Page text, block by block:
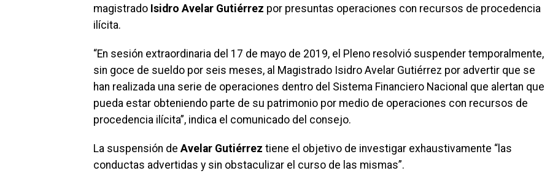
magistrado Isidro Avelar Gutiérrez por presuntas operaciones con recursos de procedencia
ilícita.
“En sesión extraordinaria del 17 de mayo de 2019, el Pleno resolvió suspender temporalmente,
sin goce de sueldo por seis meses, al Magistrado Isidro Avelar Gutiérrez por advertir que se
han realizada una serie de operaciones dentro del Sistema Financiero Nacional que alertan que
pueda estar obteniendo parte de su patrimonio por medio de operaciones con recursos de
procedencia ilícita”, indica el comunicado del consejo.
La suspensión de Avelar Gutiérrez tiene el objetivo de investigar exhaustivamente “las
conductas advertidas y sin obstaculizar el curso de las mismas”.